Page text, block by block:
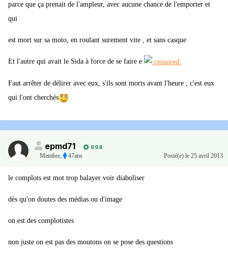
parce que ça prenait de l'ampleur, avec aucune chance de l'emporter et
qui
est mort sur sa moto, en roulant surement vite , et sans casque
Et l'autre qui avait le Sida à force de se faire e
Faut arrêter de délirer avec eux, s'ils sont morts avant l'heure , c'est eux
qui l'ont cherchés
epmd71
698
Membre, 47ans Posté(e) le 25 avril 2013
le complots est mot trop balayer voir diaboliser
dès qu'on doutes des médias ou d'image
on est des complotistes
non juste on est pas des moutons on se pose des questions